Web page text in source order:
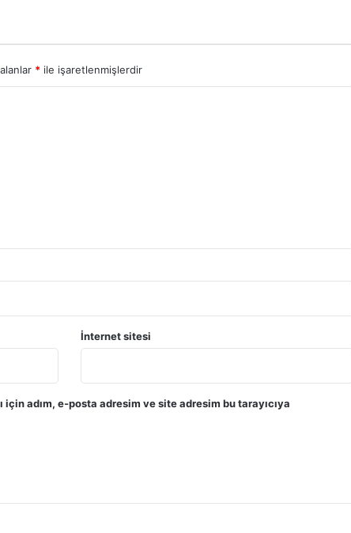
* ile işaretlenmişlerdir
İnternet sitesi
için adım, e-posta adresim ve site adresim bu tarayıcıya